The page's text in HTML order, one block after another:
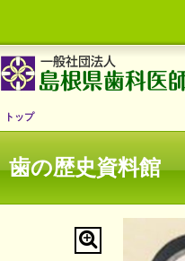
トップ
歯の歴史資料館